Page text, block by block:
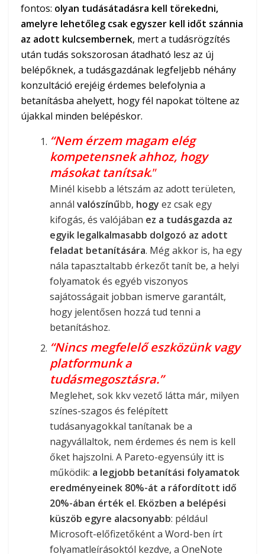
fontos: olyan tudásátadásra kell törekedni,
amelyre lehetőleg csak egyszer kell időt szánnia
az adott kulcsembernek, mert a tudásrögzítés
után tudás sokszorosan átadható lesz az új
belépőknek, a tudásgazdának legfeljebb néhány
konzultáció erejéig érdemes belefolynia a
betanításba ahelyett, hogy fél napokat töltene az
újakkal minden belépéskor.
“Nem érzem magam elég
kompetensnek ahhoz, hogy
másokat tanítsak.”
Minél kisebb a létszám az adott területen,
annálvalószínűbb, hogy ez csak egy
kifogás, és valójában ez a tudásgazda az
egyik legalkalmasabb dolgozó az adott
feladat betanítására. Még akkor is, ha egy
nála tapasztaltabb érkezőt tanít be, a helyi
folyamatok és egyéb viszonyos
sajátosságait jobban ismerve garantált,
hogy jelentősen hozzá tud tenni a
betanításhoz.
“Nincs megfelelő eszközünk vagy
platformunk a
tudásmegosztásra.”
Meglehet, sok kkv vezető látta már, milyen
színes-szagos és felépített
tudásanyagokkal tanítanak be a
nagyvállaltok, nem érdemes és nem is kell
őket hajszolni. A Pareto-egyensúly itt is
működik: a legjobb betanítási folyamatok
eredményeinek 80%-át a ráfordított idő
20%-ában érték el. Eközben a belépési
küszöb egyre alacsonyabb: például
Microsoft-előfizetőként a Word-ben írt
folyamatleírásoktól kezdve, a OneNote